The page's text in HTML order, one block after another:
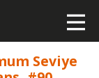
Seviye